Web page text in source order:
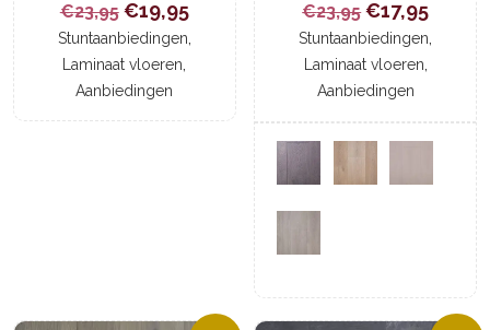
€23,95 Oorspronkelijke
prijs
was:
€23,95.
€19,95Huidige
prijs
€19,95.
Stuntaanbiedingen,
Laminaat vloeren,
Aanbiedingen
€23,95
prijs
was:
€23,95.
€17,95
prijs
Stuntaanbiedingen,
Laminaat vloeren,
Aanbiedingen